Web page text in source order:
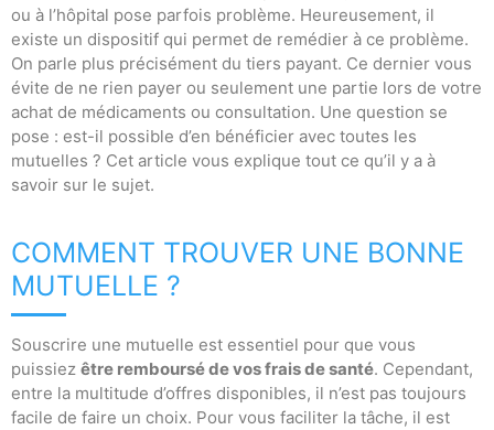
ou à l’hôpital pose parfois problème. Heureusement, il
existe un dispositif qui permet de remédier à ce problème.
On parle plus précisément du tiers payant. Ce dernier vous
évite de ne rien payer ou seulement une partie lors de votre
achat de médicaments ou consultation. Une question se
pose : est-il possible d’en bénéficier avec toutes les
mutuelles ? Cet article vous explique tout ce qu’il y a à
savoir sur le sujet.
COMMENT TROUVER UNE BONNE
MUTUELLE ?
Souscrire une mutuelle est essentiel pour que vous
puissiez être remboursé de vos frais de santé. Cependant,
entre la multitude d’offres disponibles, il n’est pas toujours
facile de faire un choix. Pour vous faciliter la tâche, il est